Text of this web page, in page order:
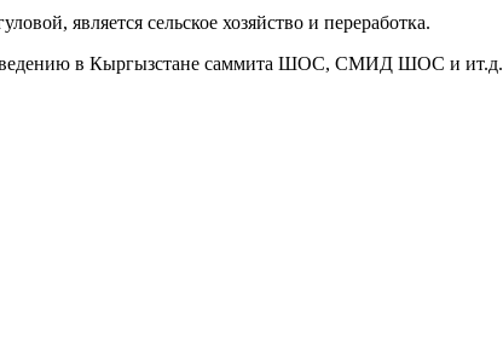
является сельское хозяйство и переработка.
в Кыргызстане саммита ШОС, СМИД ШОС и ит.д.